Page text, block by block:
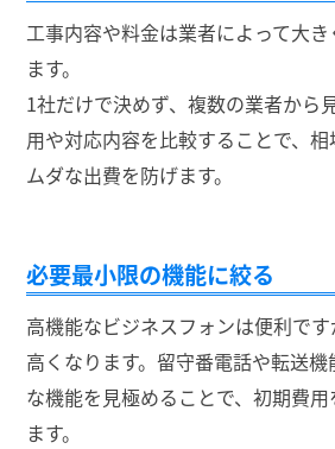
工事内容や料金は業者によって大
ます。
1社だけで決めず、複数の業者から
用や対応内容を比較することで、
ムダな出費を防げます。
必要最小限の機能に絞る
高機能なビジネスフォンは便利で
高くなります。留守番電話や転送
な機能を見極めることで、初期費
ます。